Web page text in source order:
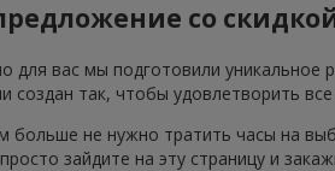
со
вас мы подготовили
так, чтобы удовлетворить
больше не нужно тратить часы на
зайдите на эту страницу и